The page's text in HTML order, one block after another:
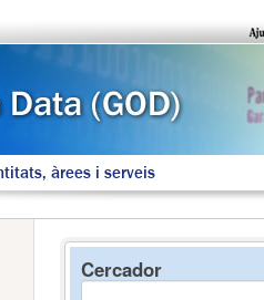
àrees i serveis
Cercador